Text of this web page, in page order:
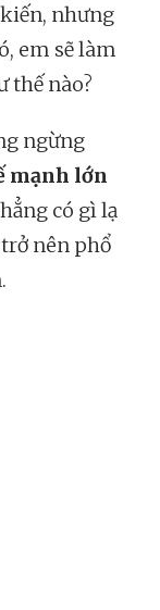
nhưng
em sẽ làm
thế nào?
ngừng
mạnh lớn
có gì lạ
nên phổ